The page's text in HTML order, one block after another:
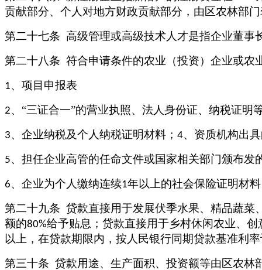
贡献部分、个人对地方财政贡献部分，由区农林部
第二十七条 高级管理或高级技术人才是指企业董事
第二十八条 符合申请条件的农业（投资）企业或农
1、项目申报表
2、“三证合一”的营业执照、法人身份证、纳税证明
3、企业纳税及个人纳税证明材料； 4、资质机构出
5、担任企业高管的任命文件或国家相关部门颁布
6、企业为个人缴纳连续1年以上的社会保险证明材
第二十九条 贷款直接用于发展伏季水果、精品蔬菜
额的80%给予贴息；贷款直接用于乡村休闲农业、
以上，在贷款期限内，按人民银行同期贷款基准利
第三十条 贷款用途、生产面积、投资额等由区农林